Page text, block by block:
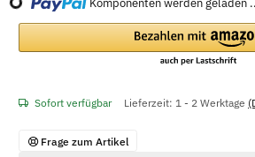
Loading... Komponenten werden geladen
Sofort verfügbar Lieferzeit: 1 - 2 Werktage
Frage zum Artikel